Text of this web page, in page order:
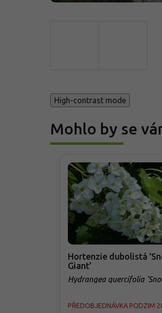
High-contrast mode
Mohlo by se
Hortenzie dubolistá
Giant'
Hydrangea quercifolia
PŘEDOBJEDNÁVKA PODZIM